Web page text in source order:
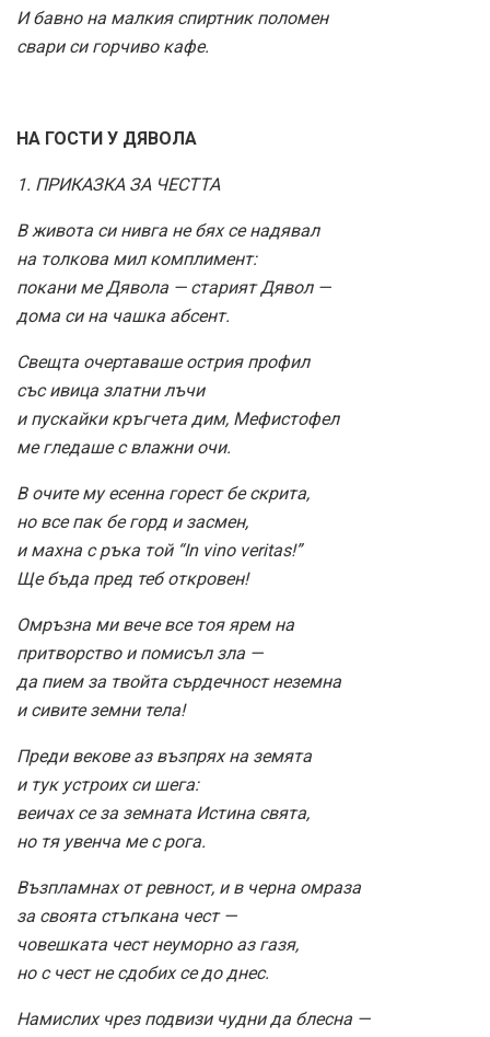
И бавно на малкия спиртник поломен
свари си горчиво кафе.
НА ГОСТИ У ДЯВОЛА
1. ПРИКАЗКА ЗА ЧЕСТТА
В живота си нивга не бях се надявал
на толкова мил комплимент:
покани ме Дявола — старият Дявол —
дома си на чашка абсент.
Свещта очертаваше острия профил
със ивица златни лъчи
и пускайки кръгчета дим, Мефистофел
ме гледаше с влажни очи.
В очите му есенна горест бе скрита,
но все пак бе горд и засмен,
и махна с ръка той “In vino veritas!”
Ще бъда пред теб откровен!
Омръзна ми вече все тоя ярем на
притворство и помисъл зла —
да пием за твойта сърдечност неземна
и сивите земни тела!
Преди векове аз възпрях на земята
и тук устроих си шега:
веичах се за земната Истина свята,
но тя увенча ме с рога.
Възпламнах от ревност, и в черна омраза
за своята стъпкана чест —
човешката чест неуморно аз газя,
но с чест не сдобих се до днес.
Намислих чрез подвизи чудни да блесна —